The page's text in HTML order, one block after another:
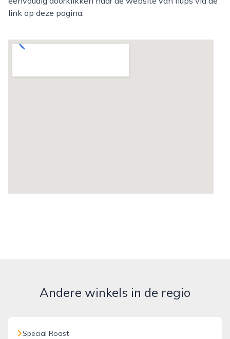
link op deze pagina.
Andere winkels in de regio
Special Roast